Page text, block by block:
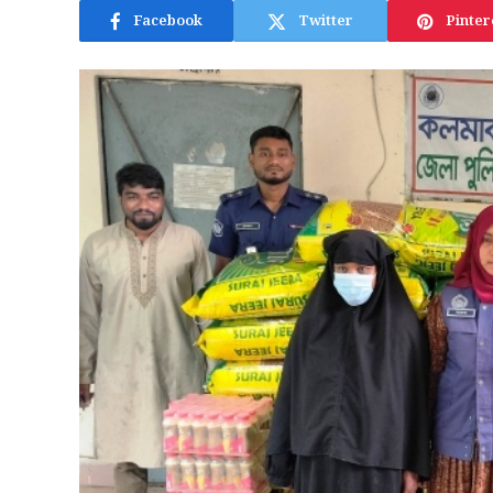
Facebook Twitter